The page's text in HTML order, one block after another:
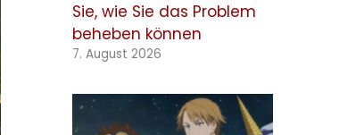
Sie, wie Sie das Problem
beheben können
7. August 2026